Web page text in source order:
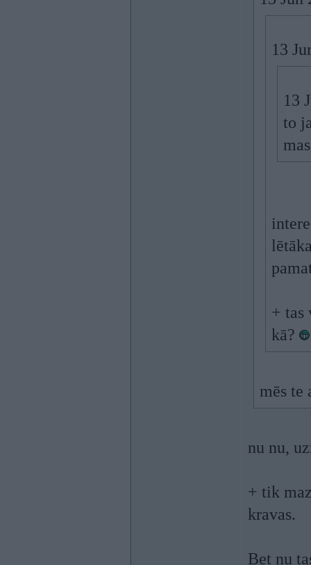
13
13
to
+ tas
kā?
mēs te
nu nu,
+ tik
kravas.
Bet nu